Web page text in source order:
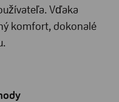
Vďaka
komfort, dokonalé